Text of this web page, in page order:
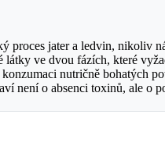
proces jater a ledvin, nikoliv
látky ve dvou fázích, které
nutričně bohatých
není o absenci toxinů, ale o